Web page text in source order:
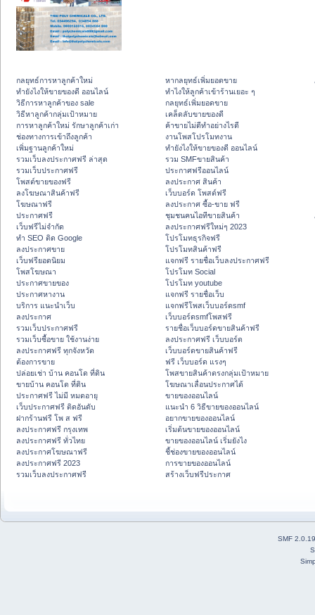
กลยุทธ์การหาลูกค้าใหม่
ทํายังไงให้ขายของดี ออนไลน์
วิธีการหาลูกค้าของ sale
วิธีหาลูกค้ากลุ่มเป้าหมาย
การหาลูกค้าใหม่ รักษาลูกค้าเก่า
ช่องทางการเข้าถึงลูกค้า
เพิ่มฐานลูกค้าใหม่
รวมเว็บลงประกาศฟรี ล่าสุด
รวมเว็บประกาศฟรี
โพสต์ขายของฟรี
ลงโฆษณาสินค้าฟรี
โฆษณาฟรี
ประกาศฟรี
เว็บฟรีไม่จำกัด
ทำ SEO ติด Google
ลงประกาศขาย
เว็บฟรียอดนิยม
โพสโฆษณา
ประกาศขายของ
ประกาศหางาน
บริการ แนะนำเว็บ
ลงประกาศ
รวมเว็บประกาศฟรี
รวมเว็บซื้อขาย ใช้งานง่าย
ลงประกาศฟรี ทุกจังหวัด
ต้องการขาย
ปล่อยเช่า บ้าน คอนโด ที่ดิน
ขายบ้าน คอนโด ที่ดิน
ประกาศฟรี ไม่มี หมดอายุ
เว็บประกาศฟรี ติดอันดับ
ฝากร้านฟรี โพ ส ฟรี
ลงประกาศฟรี กรุงเทพ
ลงประกาศฟรี ทั่วไทย
ลงประกาศโฆษณาฟรี
ลงประกาศฟรี 2023
รวมเว็บลงประกาศฟรี
หากลยุทธ์เพิ่มยอดขาย
ทําไงให้ลูกค้าเข้าร้านเยอะ ๆ
กลยุทธ์เพิ่มยอดขาย
เคล็ดลับขายของดี
ค้าขายไม่ดีทำอย่างไรดี
งานโพสโปรโมทงาน
ทํายังไงให้ขายของดี ออนไลน์
รวม SMFขายสินค้า
ประกาศฟรีออนไลน์
ลงประกาศ สินค้า
เว็บบอร์ด โพสต์ฟรี
ลงประกาศ ซื้อ-ขาย ฟรี
ชุมชนคนไอทีขายสินค้า
ลงประกาศฟรีใหม่ๆ 2023
โปรโมทธุรกิจฟรี
โปรโมทสินค้าฟรี
แจกฟรี รายชื่อเว็บลงประกาศฟรี
โปรโมท Social
โปรโมท youtube
แจกฟรี รายชื่อเว็บ
แจกฟรีโพสเว็บบอร์ดsmf
เว็บบอร์ดsmfโพสฟรี
รายชื่อเว็บบอร์ดขายสินค้าฟรี
ลงประกาศฟรี เว็บบอร์ด
เว็บบอร์ดขายสินค้าฟรี
ฟรี เว็บบอร์ด แรงๆ
โพสขายสินค้าตรงกลุ่มเป้าหมาย
โฆษณาเลื่อนประกาศได้
ขายของออนไลน์
แนะนำ 6 วิธีขายของออนไลน์
อยากขายของออนไลน์
เริ่มต้นขายของออนไลน์
ขายของออนไลน์ เริ่มยังไง
ชี้ช่องขายของออนไลน์
การขายของออนไลน์
สร้างเว็บฟรีประกาศ
SMF 2.0.19